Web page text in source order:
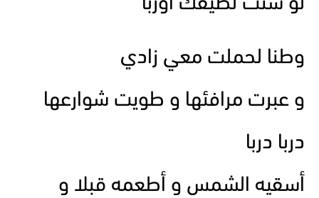
وطنا لحملت معي زادي
و عبرت مرافئها و طويت شوارعها
دربا دربا
أسقيه الشمس و أطعمه قبلا و